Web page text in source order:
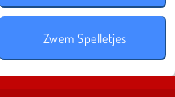
Zwem Spelletjes